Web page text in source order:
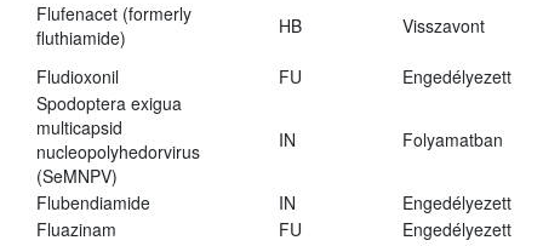
Flufenacet (formerly
fluthiamide)
HB Visszavont
Fludioxonil FU
Engedélyezett
Spodoptera exigua
multicapsid
nucleopolyhedorvirus
(SeMNPV)
IN Folyamatban
Flubendiamide IN
Engedélyezett
Fluazinam
FU
Engedélyezett